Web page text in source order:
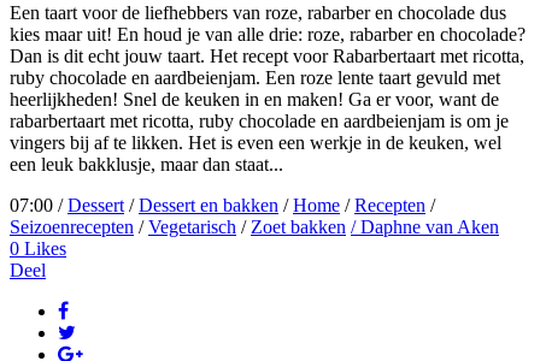
Een taart voor de liefhebbers van roze, rabarber en chocolade dus
kies maar uit! En houd je van alle drie: roze, rabarber en chocolade?
Dan is dit echt jouw taart. Het recept voor Rabarbertaart met ricotta,
ruby chocolade en aardbeienjam. Een roze lente taart gevuld met
heerlijkheden! Snel de keuken in en maken! Ga er voor, want de
rabarbertaart met ricotta, ruby chocolade en aardbeienjam is om je
vingers bij af te likken. Het is even een werkje in de keuken, wel
een leuk bakklusje, maar dan staat...
07:00 /Dessert /Dessert en bakken /Home /Recepten /
Seizoenrecepten /Vegetarisch / Zoet bakken / Daphne van Aken
0 Likes
Deel